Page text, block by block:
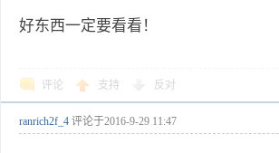
好东西一定要看看！
评论 支持 反对
ranrich2f_4 评论于2016-9-29 11:47